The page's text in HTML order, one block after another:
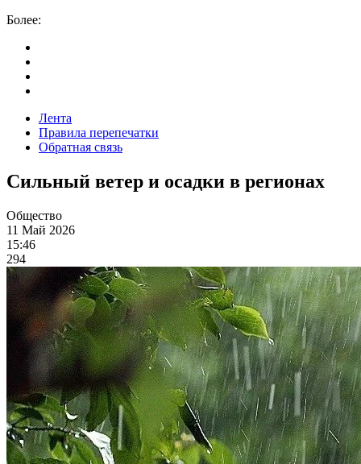
Более:
Лента
Правила перепечатки
Обратная связь
Сильный ветер и осадки в регионах
Общество
11 Май 2026
15:46
294